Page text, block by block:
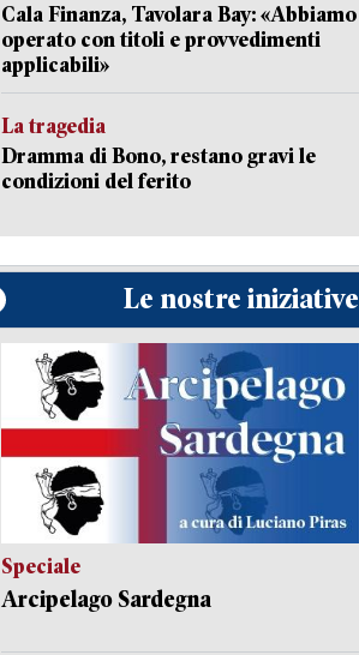
Cala Finanza, Tavolara Bay: «Abbiamo
operato con titoli e provvedimenti
applicabili»
La tragedia
Dramma di Bono, restano gravi le
condizioni del ferito
Le nostre iniziative
Speciale
Arcipelago Sardegna